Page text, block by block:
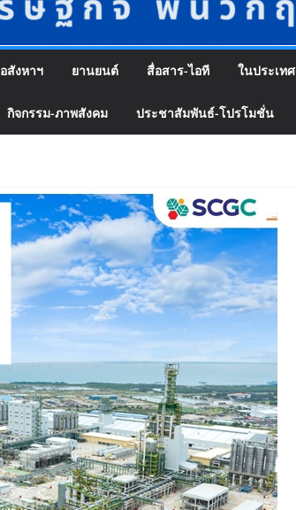
อสังหาฯ ยานยนต์ สื่อสาร-ไอที ในประเทศ
กิจกรรม-ภาพสังคม ประชาสัมพันธ์-โปรโมชั่น